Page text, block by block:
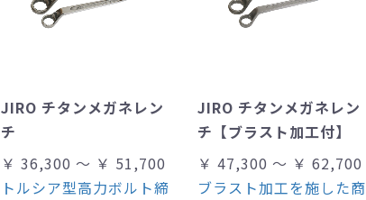
JIRO チタンメガネレン
チ
￥ 36,300 ～ ￥ 51,700
トルシア型高力ボルト締
JIRO チタンメガネレン
チ【ブラスト加工付】
￥ 47,300 ～ ￥ 62,700
ブラスト加工を施した商